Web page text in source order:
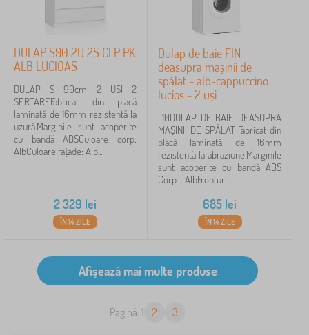
DULAP S90 2U 2S CLP PK
ALB LUCIOAS
DULAP S 90cm 2 UȘI 2
SERTAREFabricat din placă
laminată de 16mm rezistentă la
uzură.Marginile sunt acoperite
cu bandă ABSCuloare corp:
AlbCuloare fațade: Alb...
2 329 lei
ÎN 14 ZILE
Dulap de baie FIN
deasupra mașinii de
spălat - alb-cappuccino
lucios - 2 uși
-10DULAP DE BAIE DEASUPRA
MAȘINII DE SPĂLAT Fabricat din
placă laminată de 16mm
rezistentă la abraziune.Marginile
sunt acoperite cu bandă ABS
Corp - AlbFronturi...
685 lei
ÎN 14 ZILE
Pagină: 1 2 3